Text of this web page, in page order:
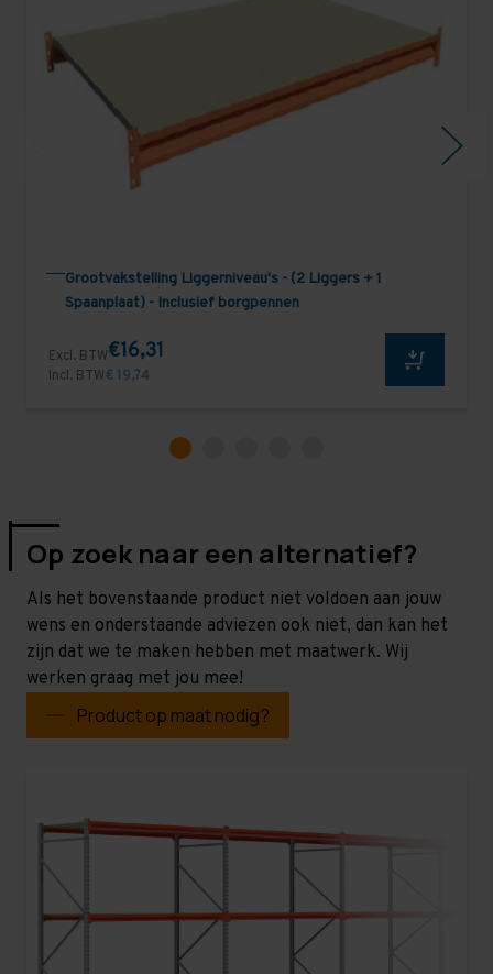
Grootvakstelling Liggerniveau's - (2 Liggers + 1
Spaanplaat) - Inclusief borgpennen
Excl. BTW€16,31
Incl. BTW€ 19,74
Op zoek naar een alternatief?
Als het bovenstaande product niet voldoen aan jouw
wens en onderstaande adviezen ook niet, dan kan het
zijn dat we te maken hebben met maatwerk. Wij
werken graag met jou mee!
Product op maat nodig?